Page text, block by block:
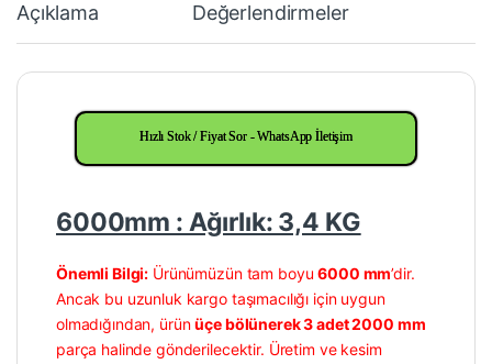
Açıklama Değerlendirmeler
Hızlı Stok / Fiyat Sor - WhatsApp İletişim
6000mm : Ağırlık: 3,4 KG
Önemli Bilgi: Ürünümüzün tam boyu6000 mm’dir.
Ancak bu uzunluk kargo taşımacılığı için uygun
olmadığından, ürünüçe bölünerek 3 adet 2000 mm
parça halinde gönderilecektir. Üretim ve kesim